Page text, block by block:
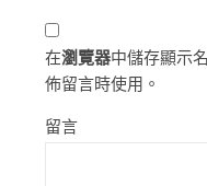
在瀏覽器中儲存顯示
佈留言時使用。
留言